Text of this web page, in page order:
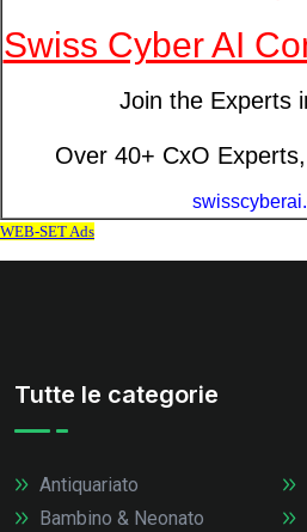
Tutte le categorie
Antiquariato
Bambino & Neonato